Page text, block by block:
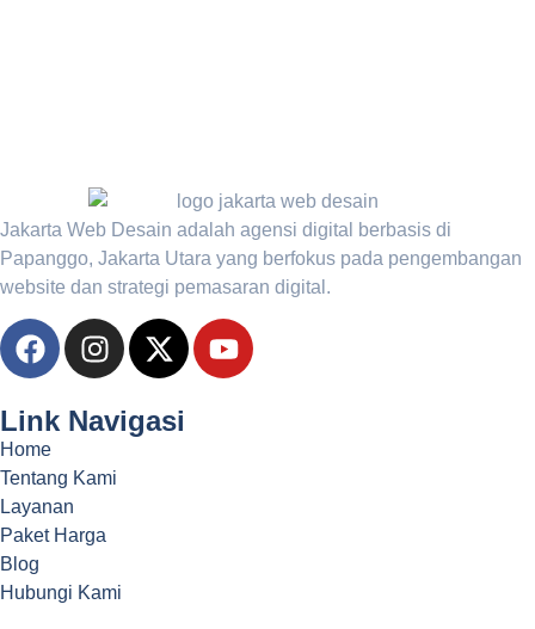
Jakarta Web Desain adalah agensi digital berbasis di
Papanggo, Jakarta Utara yang berfokus pada pengembangan
website dan strategi pemasaran digital.
Link Navigasi
Home
Tentang Kami
Layanan
Paket Harga
Blog
Hubungi Kami